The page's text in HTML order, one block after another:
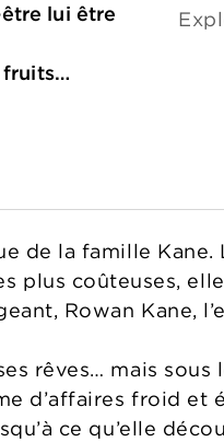
lui être
fruits…
de la famille Kane.
plus coûteuses,
Rowan Kane,
rêves… mais sous
d’affaires froid et
ce qu’elle